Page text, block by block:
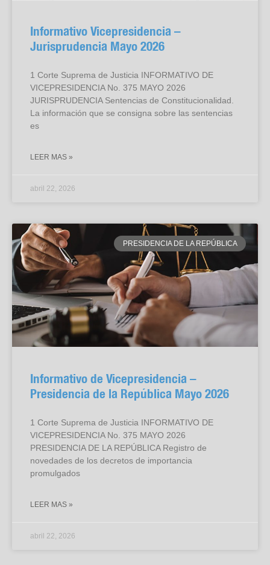
Informativo Vicepresidencia –
Jurisprudencia Mayo 2026
1 Corte Suprema de Justicia INFORMATIVO DE
VICEPRESIDENCIA No. 375 MAYO 2026
JURISPRUDENCIA Sentencias de Constitucionalidad.
La información que se consigna sobre las sentencias
es
LEER MAS »
abril 22, 2026
PRESIDENCIA DE LA REPÚBLICA
Informativo de Vicepresidencia –
Presidencia de la República Mayo 2026
1 Corte Suprema de Justicia INFORMATIVO DE
VICEPRESIDENCIA No. 375 MAYO 2026
PRESIDENCIA DE LA REPÚBLICA Registro de
novedades de los decretos de importancia
promulgados
LEER MAS »
abril 22, 2026